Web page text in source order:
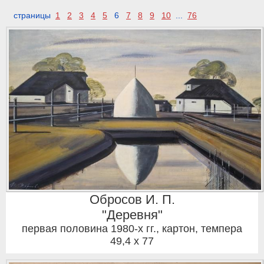
страницы 1 2 3 4 5 6 7 8 9 10 ... 76
Обросов И. П.
"Деревня"
первая половина 1980-х гг., картон, темпера
49,4 x 77